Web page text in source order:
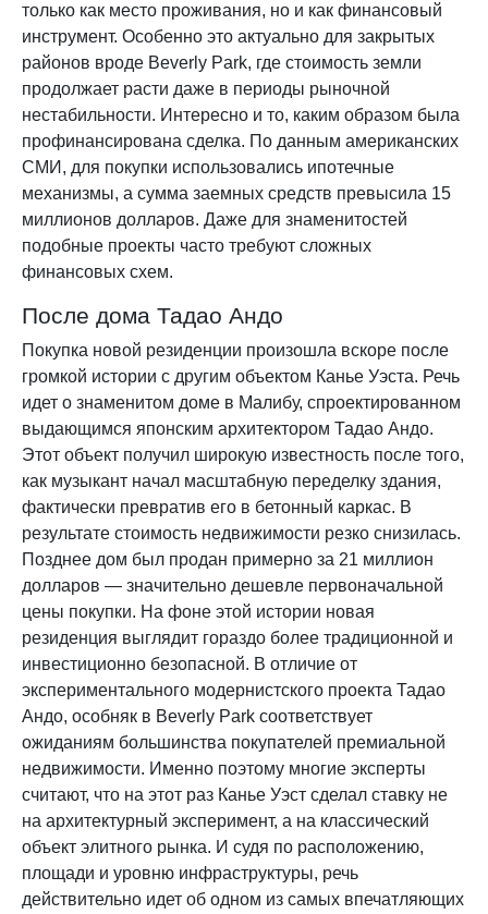
только как место проживания, но и как финансовый
инструмент. Особенно это актуально для закрытых
районов вроде Beverly Park, где стоимость земли
продолжает расти даже в периоды рыночной
нестабильности. Интересно и то, каким образом была
профинансирована сделка. По данным американских
СМИ, для покупки использовались ипотечные
механизмы, а сумма заемных средств превысила 15
миллионов долларов. Даже для знаменитостей
подобные проекты часто требуют сложных
финансовых схем.
После дома Тадао Андо
Покупка новой резиденции произошла вскоре после
громкой истории с другим объектом Канье Уэста. Речь
идет о знаменитом доме в Малибу, спроектированном
выдающимся японским архитектором Тадао Андо.
Этот объект получил широкую известность после того,
как музыкант начал масштабную переделку здания,
фактически превратив его в бетонный каркас. В
результате стоимость недвижимости резко снизилась.
Позднее дом был продан примерно за 21 миллион
долларов — значительно дешевле первоначальной
цены покупки. На фоне этой истории новая
резиденция выглядит гораздо более традиционной и
инвестиционно безопасной. В отличие от
экспериментального модернистского проекта Тадао
Андо, особняк в Beverly Park соответствует
ожиданиям большинства покупателей премиальной
недвижимости. Именно поэтому многие эксперты
считают, что на этот раз Канье Уэст сделал ставку не
на архитектурный эксперимент, а на классический
объект элитного рынка. И судя по расположению,
площади и уровню инфраструктуры, речь
действительно идет об одном из самых впечатляющих